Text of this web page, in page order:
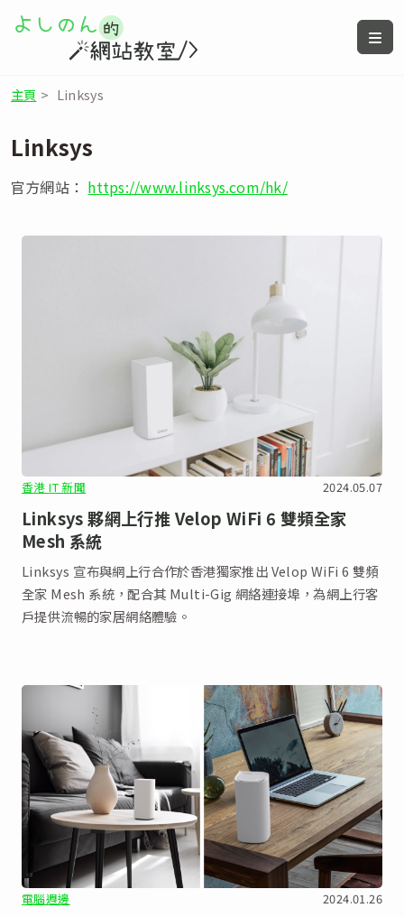
主頁 > Linksys
Linksys
官方網站： https://www.linksys.com/hk/
香港 IT 新聞 2024.05.07
Linksys 夥網上行推 Velop WiFi 6 雙頻全家
Mesh 系統
Linksys 宣布與網上行合作於香港獨家推出 Velop WiFi 6 雙頻
全家 Mesh 系統，配合其 Multi-Gig 網絡連接埠，為網上行客
戶提供流暢的家居網絡體驗。
電腦週邊 2024.01.26